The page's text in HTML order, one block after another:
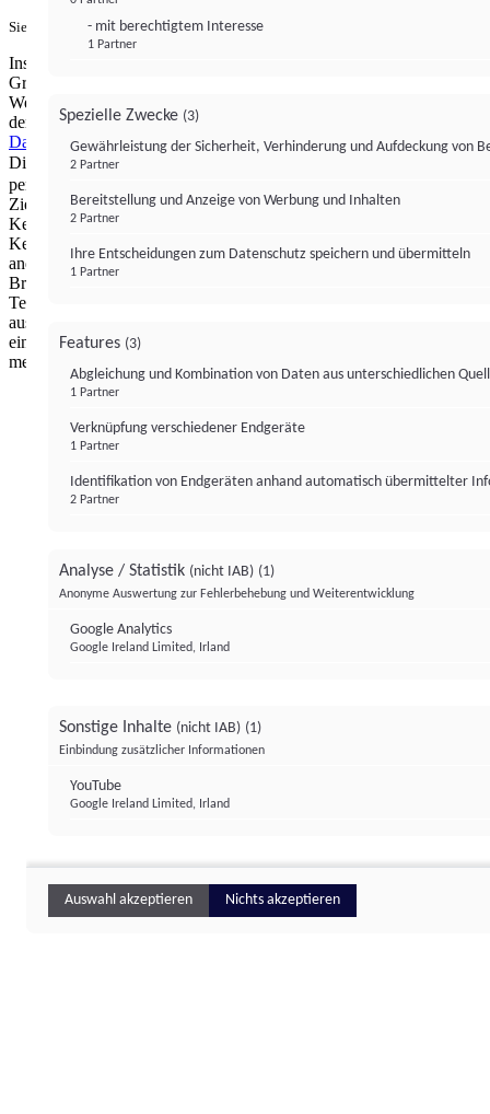
Sie haben ein PUR-Abo?Hier anmelden.
Institutional Money mit Werbung: Wir nutzen aus wirtschaftlichen
Gründen die Möglichkeit, unsere Webseite Dritten als digitalen
Werbeplatz zur Verfügung zu stellen. Über Verarbeitungen, die in
der Verantwortung von uns liegen, können Sie sich in unserer
Datenschutzerklärungnäher informieren.Zur Bereitstellung unserer
Dienste nutzen wir Technologien von
personalisierte Werbung, Messung von Werbeleistung und
Zielgruppenforschung. Cookies, Endgeräte- oder ähnliche Online-
Kennungen (z. B. login-basierte Kennungen, zufällig generierte
Kennungen, netzwerkbasierte Kennungen) können zusammen mit
anderen Informationen (z. B. Browsertyp und
Browserinformationen, Sprache, Bildschirmgröße, unterstützte
Technologien usw.) auf Ihrem Endgerät gespeichert oder von dort
ausgelesen werden, um es jedes Mal wiederzuerkennen, wenn es
eine App oder einer Webseite aufruft. Dies geschieht für einen oder
mehrere der hier aufgeführten Verarbeitungszwecke.
- mit berechtigtem Interesse
1 Partner
Spezielle Zwecke (3)
Gewährleistung der Sicherheit, Verhinderung und Aufdeckung von
2 Partner
Bereitstellung und Anzeige von Werbung und Inhalten
2 Partner
Ihre Entscheidungen zum Datenschutz speichern und übermitteln
1 Partner
Features (3)
Abgleichung und Kombination von Daten aus unterschiedlichen
1 Partner
Verknüpfung verschiedener Endgeräte
1 Partner
Identifikation von Endgeräten anhand automatisch übermittelter
2 Partner
Analyse / Statistik (nicht IAB) (1)
Anonyme Auswertung zur Fehlerbehebung und Weiterentwicklung
Google Analytics
Google Ireland Limited, Irland
Sonstige Inhalte (nicht IAB) (1)
Einbindung zusätzlicher Informationen
YouTube
Google Ireland Limited, Irland
Auswahl akzeptieren Nichts akzeptieren
Institutional Money
ImpressumDatenschutzerklärung